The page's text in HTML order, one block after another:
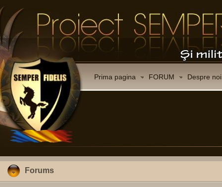
Prima pagina FORUM Despre noi
Forums